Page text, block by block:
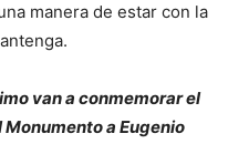
manera de estar con la
van a conmemorar el
a Eugenio